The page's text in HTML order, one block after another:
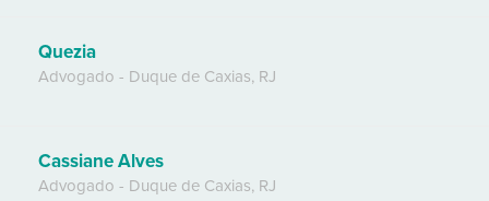
Quezia
Advogado - Duque de Caxias, RJ
Cassiane Alves
Advogado - Duque de Caxias, RJ